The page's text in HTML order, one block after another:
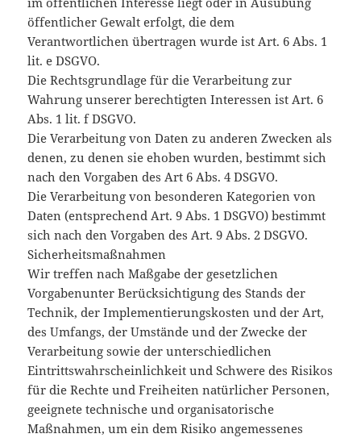
öffentlicher Gewalt erfolgt, die dem
Verantwortlichen übertragen wurde ist Art. 6 Abs. 1
lit. e DSGVO.
Die Rechtsgrundlage für die Verarbeitung zur
Wahrung unserer berechtigten Interessen ist Art. 6
Abs. 1 lit. f DSGVO.
Die Verarbeitung von Daten zu anderen Zwecken als
denen, zu denen sie ehoben wurden, bestimmt sich
nach den Vorgaben des Art 6 Abs. 4 DSGVO.
Die Verarbeitung von besonderen Kategorien von
Daten (entsprechend Art. 9 Abs. 1 DSGVO) bestimmt
sich nach den Vorgaben des Art. 9 Abs. 2 DSGVO.
Sicherheitsmaßnahmen
Wir treffen nach Maßgabe der gesetzlichen
Vorgabenunter Berücksichtigung des Stands der
Technik, der Implementierungskosten und der Art,
des Umfangs, der Umstände und der Zwecke der
Verarbeitung sowie der unterschiedlichen
Eintrittswahrscheinlichkeit und Schwere des Risikos
für die Rechte und Freiheiten natürlicher Personen,
geeignete technische und organisatorische
Maßnahmen, um ein dem Risiko angemessenes